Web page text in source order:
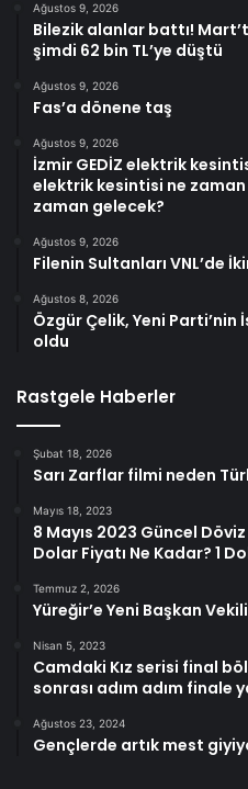
Ağustos 9, 2026
Bilezik alanlar battı!
şimdi 62 bin TL’ye düştü
Ağustos 9, 2026
Fas’a dönene taş
Ağustos 9, 2026
İzmir GEDİZ elektrik
elektrik kesintisi ne
zaman gelecek?
Ağustos 9, 2026
Filenin Sultanları VNL’de
Ağustos 8, 2026
Özgür Çelik, Yeni
oldu
Rastgele Haberler
Şubat 18, 2026
Sarı Zarflar filmi neden
Mayıs 18, 2023
8 Mayıs 2023 Güncel
Dolar Fiyatı Ne Kadar? 1
Temmuz 2, 2026
Yüreğir’e Yeni Başkan
Nisan 5, 2023
Camdaki Kız serisi final
sonrası adım adım finale
Ağustos 23, 2024
Gençlerde artık mest